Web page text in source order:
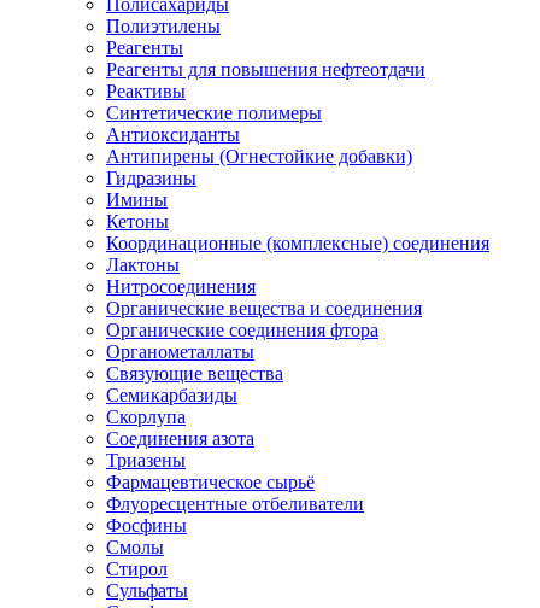
Полисахариды
Полиэтилены
Реагенты
Реагенты для повышения нефтеотдачи
Реактивы
Синтетические полимеры
Антиоксиданты
Антипирены (Огнестойкие добавки)
Гидразины
Имины
Кетоны
Координационные (комплексные) соединения
Лактоны
Нитросоединения
Органические вещества и соединения
Органические соединения фтора
Органометаллаты
Связующие вещества
Семикарбазиды
Скорлупа
Соединения азота
Триазены
Фармацевтическое сырьё
Флуоресцентные отбеливатели
Фосфины
Смолы
Стирол
Сульфаты